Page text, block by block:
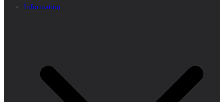
Information